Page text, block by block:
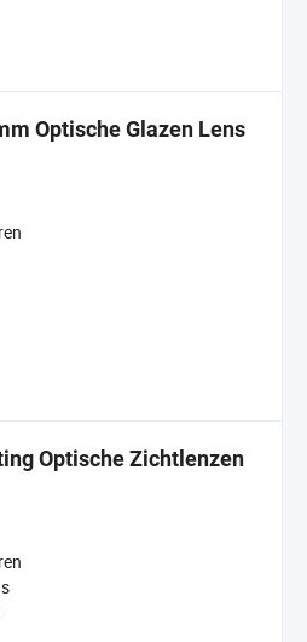
Optische Glazen Lens
Optische Zichtlenzen